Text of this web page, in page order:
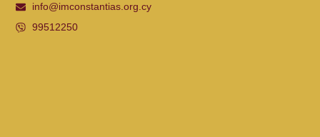
info@imconstantias.org.cy
99512250